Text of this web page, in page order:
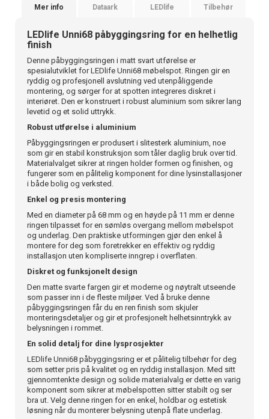
Mer info Dataark LEDlife Tilbehør
LEDlife Unni68 påbyggingsring for en helhetlig
finish
Denne påbyggingsringen i matt svart utførelse er
spesialutviklet for LEDlife Unni68 møbelspot. Ringen gir en
ryddig og profesjonell avslutning ved utenpåliggende
montering, og sørger for at spotten integreres diskret i
interiøret. Den er konstruert i robust aluminium som sikrer lang
levetid og et solid uttrykk.
Robust utførelse i aluminium
Påbyggingsringen er produsert i slitesterk aluminium, noe
som gir en stabil konstruksjon som tåler daglig bruk over tid.
Materialvalget sikrer at ringen holder formen og finishen, og
fungerer som en pålitelig komponent for dine lysinstallasjoner
i både bolig og verksted.
Enkel og presis montering
Med en diameter på 68 mm og en høyde på 11 mm er denne
ringen tilpasset for en sømløs overgang mellom møbelspot
og underlag. Den praktiske utformingen gjør den enkel å
montere for deg som foretrekker en effektiv og ryddig
installasjon uten kompliserte inngrep i overflaten.
Diskret og funksjonelt design
Den matte svarte fargen gir et moderne og nøytralt utseende
som passer inn i de fleste miljøer. Ved å bruke denne
påbyggingsringen får du en ren finish som skjuler
monteringsdetaljer og gir et profesjonelt helhetsinntrykk av
belysningen i rommet.
En solid detalj for dine lysprosjekter
LEDlife Unni68 påbyggingsring er et pålitelig tilbehør for deg
som setter pris på kvalitet og en ryddig installasjon. Med sitt
gjennomtenkte design og solide materialvalg er dette en varig
komponent som sikrer at møbelspotten sitter stabilt og ser
bra ut. Velg denne ringen for en enkel, holdbar og estetisk
løsning når du monterer belysning utenpå flate underlag.